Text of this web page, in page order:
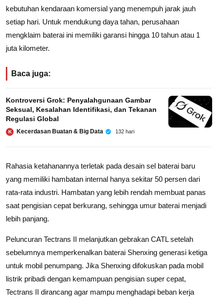
kebutuhan kendaraan komersial yang menempuh jarak jauh
setiap hari. Untuk mendukung daya tahan, perusahaan
mengklaim baterai ini memiliki garansi hingga 10 tahun atau 1
juta kilometer.
Baca juga:
Kontroversi Grok: Penyalahgunaan Gambar
Seksual, Kesalahan Identifikasi, dan Tekanan
Regulasi Global
K Kecerdasan Buatan & Big Data 132 hari
Rahasia ketahanannya terletak pada desain sel baterai baru
yang memiliki hambatan internal hanya sekitar 50 persen dari
rata-rata industri. Hambatan yang lebih rendah membuat panas
saat pengisian cepat berkurang, sehingga umur baterai menjadi
lebih panjang.
Peluncuran Tectrans II melanjutkan gebrakan CATL setelah
sebelumnya memperkenalkan baterai Shenxing generasi ketiga
untuk mobil penumpang. Jika Shenxing difokuskan pada mobil
listrik pribadi dengan kemampuan pengisian super cepat,
Tectrans II dirancang agar mampu menghadapi beban kerja